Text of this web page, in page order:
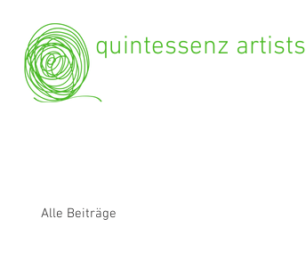
quintessenz artists
Alle Beiträge